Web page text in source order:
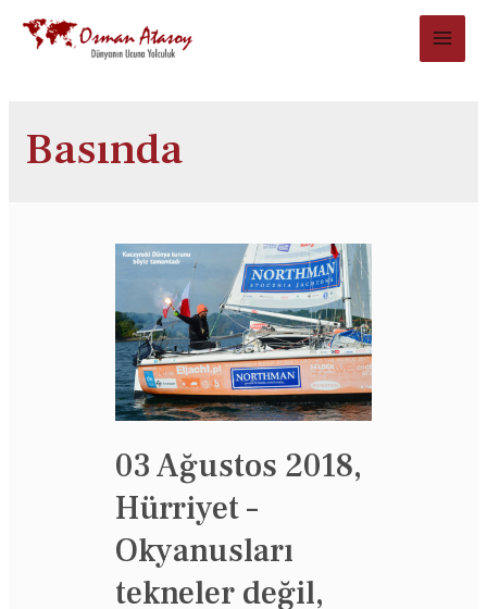
Basında
03 Ağustos 2018,
Hürriyet –
Okyanusları
tekneler değil,